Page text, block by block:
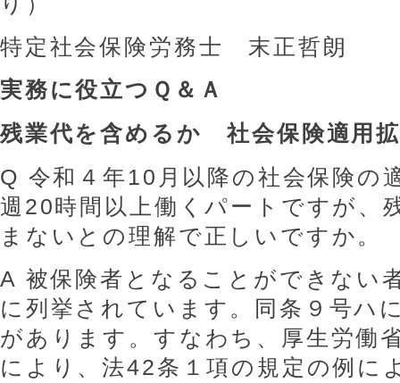
特定社会保険労務士 末正哲朗
実務に役立つＱ＆Ａ
残業代を含めるか 社会保険適用
Q 令和４年10月以降の社会保険の
週20時間以上働くパートですが、
まないとの理解で正しいですか。
A 被保険者となることができない
に列挙されています。同条９号ハ
があります。すなわち、厚生労働
により、法42条１項の規定の例に